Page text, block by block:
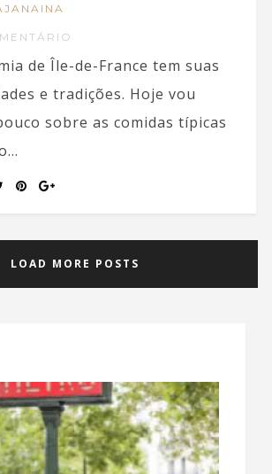
de Île-de-France tem suas
e tradições. Hoje vou
sobre as comidas típicas
LOAD MORE POSTS